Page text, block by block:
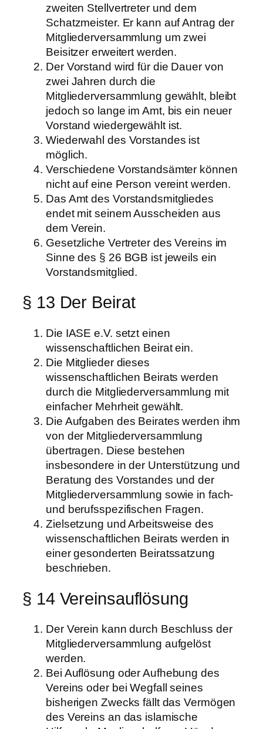
zweiten Stellvertreter und dem
Schatzmeister. Er kann auf Antrag der
Mitgliederversammlung um zwei
Beisitzer erweitert werden.
Der Vorstand wird für die Dauer von
zwei Jahren durch die
Mitgliederversammlung gewählt, bleibt
jedoch so lange im Amt, bis ein neuer
Vorstand wiedergewählt ist.
Wiederwahl des Vorstandes ist
möglich.
Verschiedene Vorstandsämter können
nicht auf eine Person vereint werden.
Das Amt des Vorstandsmitgliedes
endet mit seinem Ausscheiden aus
dem Verein.
Gesetzliche Vertreter des Vereins im
Sinne des § 26 BGB ist jeweils ein
Vorstandsmitglied.
§ 13 Der Beirat
Die IASE e.V. setzt einen
wissenschaftlichen Beirat ein.
Die Mitglieder dieses
wissenschaftlichen Beirats werden
durch die Mitgliederversammlung mit
einfacher Mehrheit gewählt.
Die Aufgaben des Beirates werden ihm
von der Mitgliederversammlung
übertragen. Diese bestehen
insbesondere in der Unterstützung und
Beratung des Vorstandes und der
Mitgliederversammlung sowie in fach-
und berufsspezifischen Fragen.
Zielsetzung und Arbeitsweise des
wissenschaftlichen Beirats werden in
einer gesonderten Beiratssatzung
beschrieben.
§ 14 Vereinsauflösung
Der Verein kann durch Beschluss der
Mitgliederversammlung aufgelöst
werden.
Bei Auflösung oder Aufhebung des
Vereins oder bei Wegfall seines
bisherigen Zwecks fällt das Vermögen
des Vereins an das islamische